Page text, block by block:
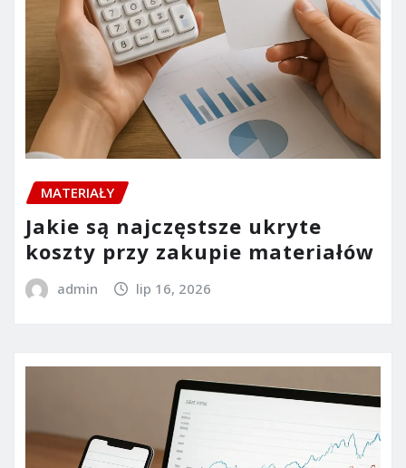
MATERIAŁY
Jakie są najczęstsze ukryte
koszty przy zakupie materiałów
admin lip 16, 2026